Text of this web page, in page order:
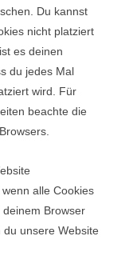
Du kannst
nicht platziert
es deinen
du jedes Mal
wird. Für
beachte die
alle Cookies
Browser
unsere Website